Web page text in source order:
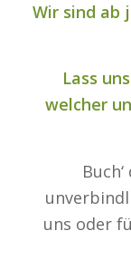
Wir sind ab
Lass
welcher
uns oder